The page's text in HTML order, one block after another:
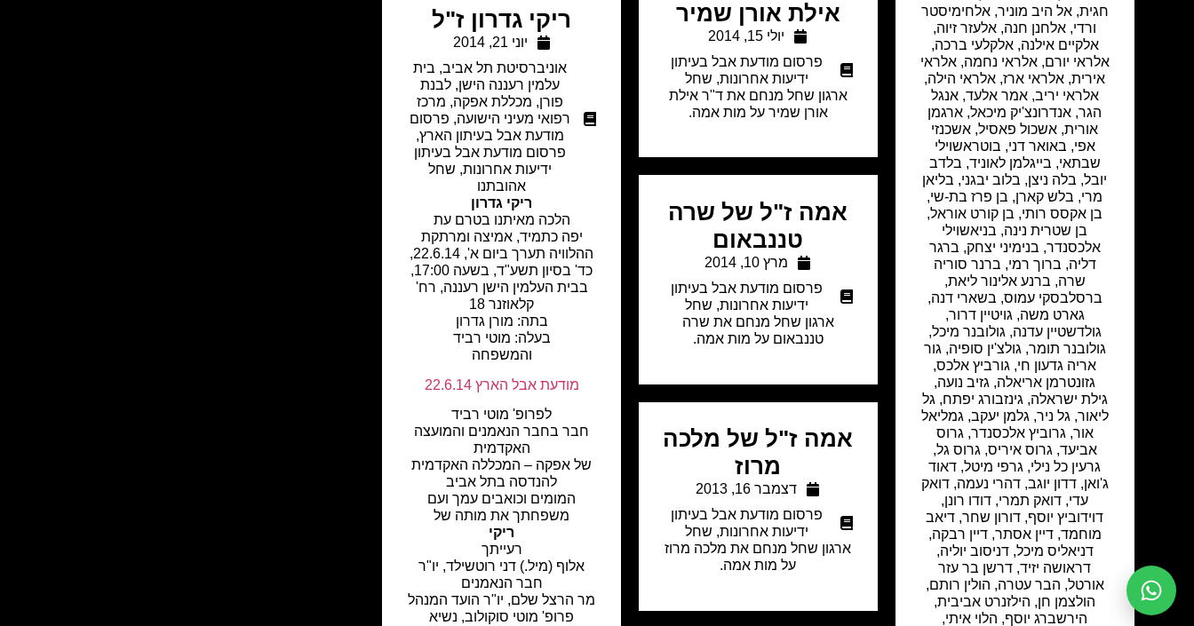
חגית, אל היב מוניר, אלחימיסטר
ורדי, אלחנן חנה, אלעזר זיוה,
אלקיים אילנה, אלקלעי ברכה,
אלראי יורם, אלראי נחמה, אלראי
אירית, אלראי ארז, אלראי הילה,
אלראי יריב, אמר אלעד, אנגל
הגר, אנדרונצ'יק מיכאל, ארגמן
אורית, אשכול פאסיל, אשכנזי
אפי, באואר דני, בוטראשוילי
שבתאי, בייגלמן לאוניד, בלדב
יובל, בלה ניצן, בלוב יבגני, בליאן
מרי, בלש קארן, בן פרז בת-שי,
בן אקסס רותי, בן קורט אוראל,
בן שטרית נינה, בניאשוילי
אלכסנדר, בנימיני יצחק, ברגר
דליה, ברוך רמי, ברנר סוריה
שרה, ברנע אלינור ליאת,
ברסלבסקי עמוס, בשארי דנה,
גארט משה, גויטיין דרור,
גולדשטיין עדנה, גולובנר מיכל,
גולובנר תומר, גולצ'ין סופיה, גור
אריה גדעון חי, גורביץ אלכס,
גזונטרמן אריאלה, גזיב נועה,
גילת ישראלה, גינזבורג יפתח, גל
ליאור, גל ניר, גלמן יעקב, גמליאל
אור, גרוביץ אלכסנדר, גרוס
אביעד, גרוס איריס, גרוס גל,
גרעין כל נילי, גרפי מיטל, דאוד
ג'ואן, דדון יוגב, דהרי נעמה, דואק
עדי, דואק תמרי, דודו רונן,
דוידוביץ יוסף, דורון שחר, דיאב
מוחמד, דיין אסתר, דיין רבקה,
דניאליס מיכל, דניסוב יוליה,
דראושה יזיד, דרשן בר עזר
אורטל, הבר עטרה, הולין רותם,
הולצמן חן, הילזנרט אביבית,
הירשברג יוסף, הלוי איתי,
אילת אורן שמיר
יולי 15, 2014
פרסום מודעת אבל בעיתון
ידיעות אחרונות, שחל
ארגון שחל מנחם את ד"ר אילת
אורן שמיר על מות אמה.
ריקי גדרון ז"ל
יוני 21, 2014
אוניברסיטת תל אביב, בית
עלמין רעננה הישן, לבנת
פורן, מכללת אפקה, מרכז
רפואי מעיני הישועה, פרסום
מודעת אבל בעיתון הארץ,
פרסום מודעת אבל בעיתון
ידיעות אחרונות, שחל
אהובתנו
ריקי גדרון
הלכה מאיתנו בטרם עת
יפה כתמיד, אמיצה ומרתקת
ההלוויה תערך ביום א', 22.6.14,
כד' בסיון תשע"ד, בשעה 17:00,
בבית העלמין הישן רעננה, רח'
קלאוזנר 18
בתה: מורן גדרון
בעלה: מוטי רביד
והמשפחה
מודעת אבל הארץ 22.6.14
לפרופ' מוטי רביד
חבר בחבר הנאמנים והמועצה
האקדמית
של אפקה – המכללה האקדמית
להנדסה בתל אביב
המומים וכואבים עמך ועם
משפחתך את מותה של
ריקי
רעייתך
אלוף (מיל.) דני רוטשילד, יו"ר
חבר הנאמנים
מר הרצל שלם, יו"ר הועד המנהל
פרופ' מוטי סוקולוב, נשיא
אמה ז"ל של שרה
טננבאום
מרץ 10, 2014
פרסום מודעת אבל בעיתון
ידיעות אחרונות, שחל
ארגון שחל מנחם את שרה
טננבאום על מות אמה.
אמה ז"ל של מלכה
מרוז
דצמבר 16, 2013
פרסום מודעת אבל בעיתון
ידיעות אחרונות, שחל
ארגון שחל מנחם את מלכה מרוז
על מות אמה.